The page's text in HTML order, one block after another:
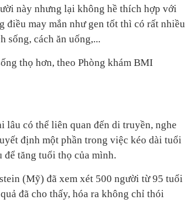
này nhưng lại không hề thích hợp với
điều may mắn như gen tốt thì có rất nhiều
sống, cách ăn uống,...
thọ hơn, theo Phòng khám BMI
lâu có thể liên quan đến di truyền, nghe
định một phần trong việc kéo dài tuổi
để tăng tuổi thọ của mình.
(Mỹ) đã xem xét 500 người từ 95 tuổi
đã cho thấy, hóa ra không chỉ thói